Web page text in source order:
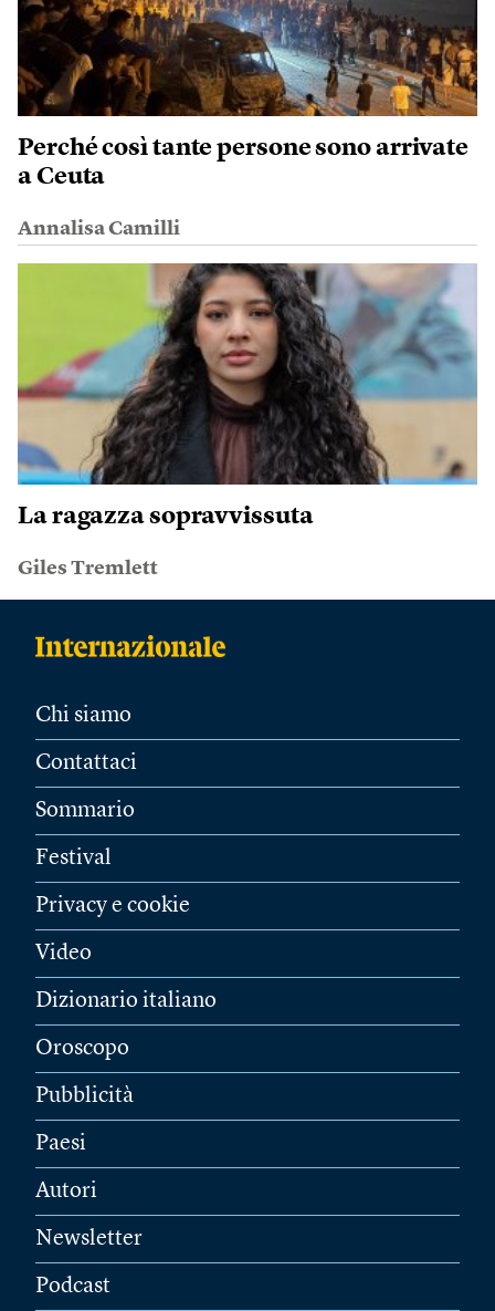
Perché così tante persone sono arrivate
a Ceuta
Annalisa Camilli
La ragazza sopravvissuta
Giles Tremlett
Chi siamo
Contattaci
Sommario
Festival
Privacy e cookie
Video
Dizionario italiano
Oroscopo
Pubblicità
Paesi
Autori
Newsletter
Podcast